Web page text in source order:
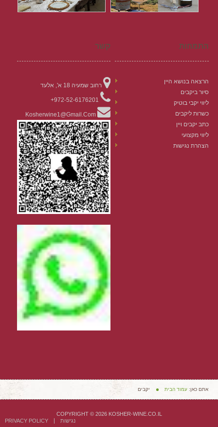
התמחות
הרצאה בנושא היין
סיור ביקבים
ליווי יקבי בוטיק
כשרות ליקבים
כתב יקבים ויין
ליווי מקצועי
הצהרת נגישות
קשר
רחוב שמעיה 18 א', אלעד
972-52-6176201+
Kosherwine1@gmail.com
אתם כאן: עמוד הבית יקבים
COPYRIGHT © 2026 KOSHER-WINE.CO.IL
PRIVACY POLICY
נגישות